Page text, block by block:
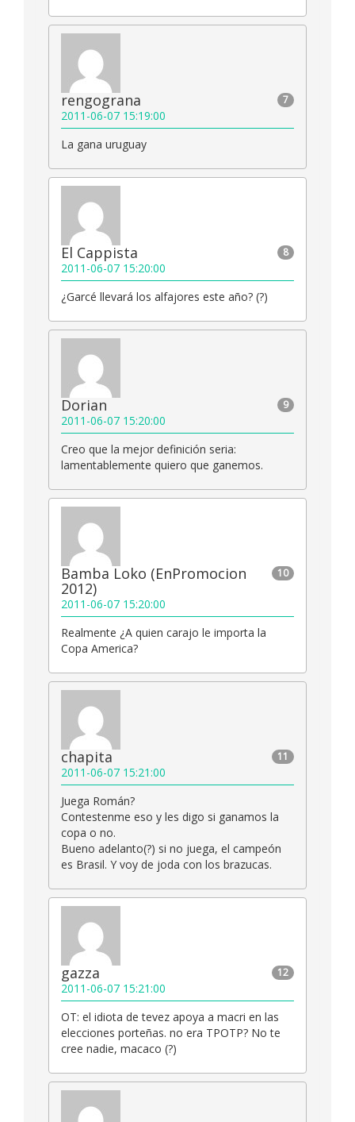
7
rengograna
2011-06-07 15:19:00
La gana uruguay
8
El Cappista
2011-06-07 15:20:00
¿Garcé llevará los alfajores este año? (?)
9
Dorian
2011-06-07 15:20:00
Creo que la mejor definición seria:
lamentablemente quiero que ganemos.
10
Bamba Loko (EnPromocion
2012)
2011-06-07 15:20:00
Realmente ¿A quien carajo le importa la
Copa America?
11
chapita
2011-06-07 15:21:00
Juega Román?
Contestenme eso y les digo si ganamos la
copa o no.
Bueno adelanto(?) si no juega, el campeón
es Brasil. Y voy de joda con los brazucas.
12
gazza
2011-06-07 15:21:00
OT: el idiota de tevez apoya a macri en las
elecciones porteñas. no era TPOTP? No te
cree nadie, macaco (?)